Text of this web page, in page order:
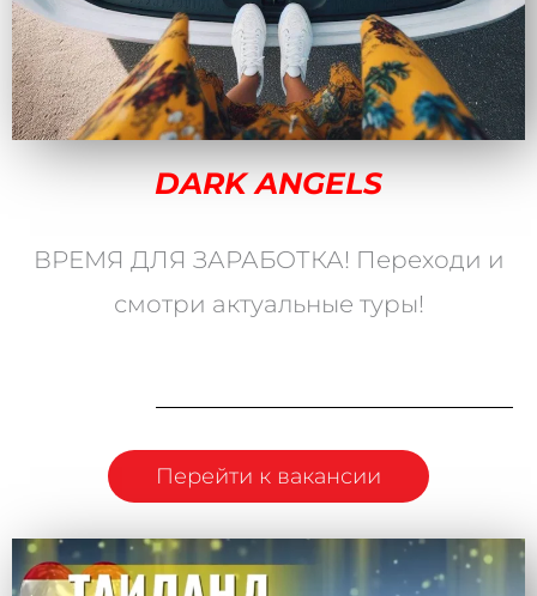
DARK ANGELS
ВРЕМЯ ДЛЯ ЗАРАБОТКА! Переходи и
смотри актуальные туры!
Перейти к вакансии